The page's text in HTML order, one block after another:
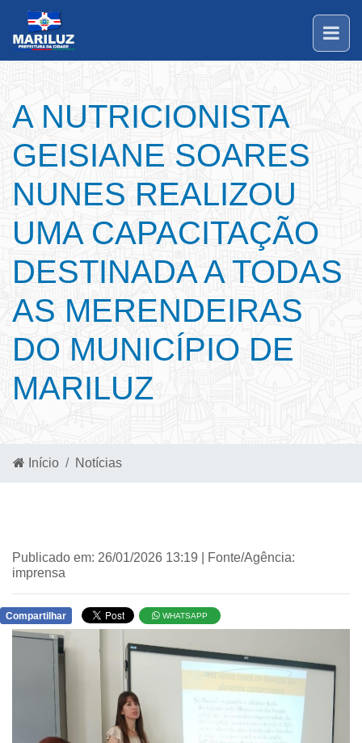
A NUTRICIONISTA
GEISIANE SOARES
NUNES REALIZOU
UMA CAPACITAÇÃO
DESTINADA A TODAS
AS MERENDEIRAS
DO MUNICÍPIO DE
MARILUZ
Início Notícias
Publicado em: 26/01/2026 13:19 | Fonte/Agência:
imprensa
Compartilhar WHATSAPP